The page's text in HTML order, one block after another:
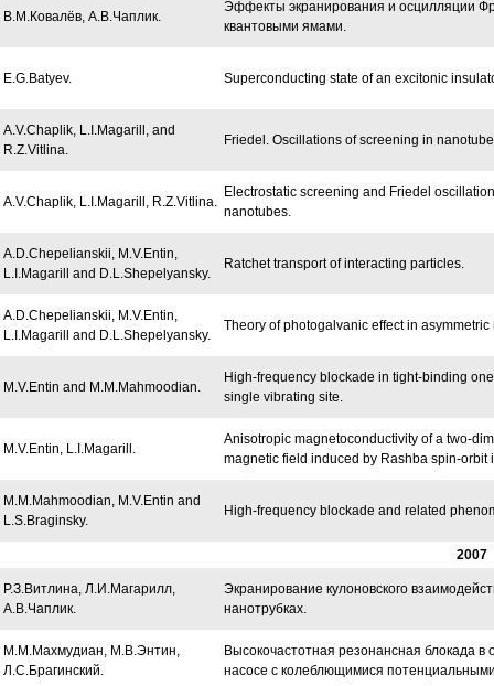
В.М.Ковалёв, А.В.Чаплик.
Эффекты экранирования и осцилляции
квантовыми ямами.
E.G.Batyev. Superconducting state of an excitonic
A.V.Chaplik, L.I.Magarill, and
R.Z.Vitlina.
Friedel. Oscillations of screening in
A.V.Chaplik, L.I.Magarill, R.Z.Vitlina.
Electrostatic screening and Friedel
nanotubes.
A.D.Chepelianskii, M.V.Entin,
L.I.Magarill and D.L.Shepelyansky.
Ratchet transport of interacting particles.
A.D.Chepelianskii, M.V.Entin,
L.I.Magarill and D.L.Shepelyansky.
Theory of photogalvanic effect in
M.V.Entin and M.M.Mahmoodian.
High-frequency blockade in tight-binding
single vibrating site.
M.V.Entin, L.I.Magarill.
Anisotropic magnetoconductivity of a two-
magnetic field induced by Rashba spin-orbit
M.M.Mahmoodian, M.V.Entin and
L.S.Braginsky.
High-frequency blockade and related
2007
Р.З.Витлина, Л.И.Магарилл,
А.В.Чаплик.
Экранирование кулоновского
нанотрубках.
М.М.Махмудиан, М.В.Энтин,
Л.С.Брагинский.
Высокочастотная резонансная блокада
насосе с колеблющимися